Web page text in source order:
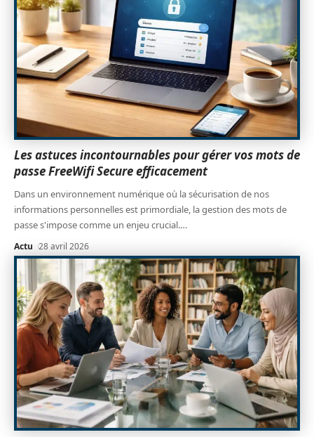
Les astuces incontournables pour gérer vos mots de
passe FreeWifi Secure efficacement
Dans un environnement numérique où la sécurisation de nos
informations personnelles est primordiale, la gestion des mots de
passe s'impose comme un enjeu crucial.…
Actu 28 avril 2026